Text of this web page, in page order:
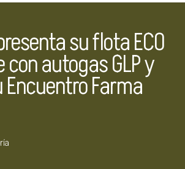
su flota ECO
autogas GLP y
Encuentro Farma